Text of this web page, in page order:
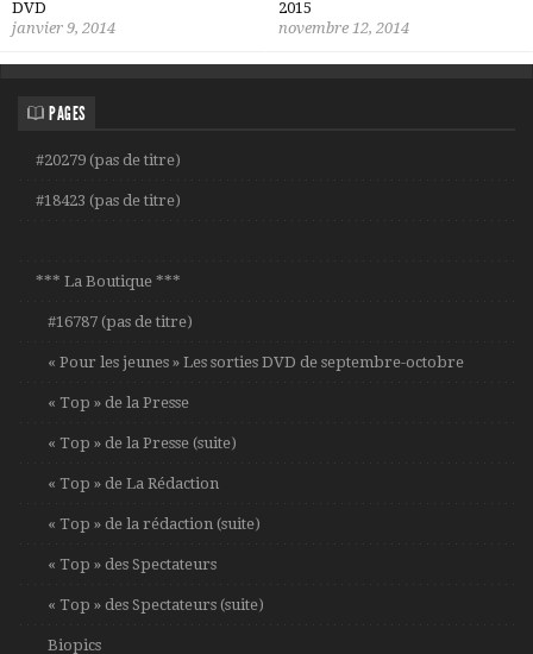
DVD
janvier 9, 2014
2015
novembre 12, 2014
PAGES
#20279 (pas de titre)
#18423 (pas de titre)
*** La Boutique ***
#16787 (pas de titre)
« Pour les jeunes » Les sorties DVD de septembre-octobre
« Top » de la Presse
« Top » de la Presse (suite)
« Top » de La Rédaction
« Top » de la rédaction (suite)
« Top » des Spectateurs
« Top » des Spectateurs (suite)
Biopics